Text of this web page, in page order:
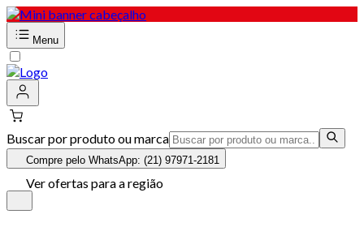
Menu
Buscar por produto ou marca
Compre pelo WhatsApp: (21) 97971-2181
Ver ofertas para a região